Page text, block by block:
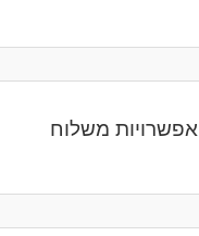
אפשרויות משלוח